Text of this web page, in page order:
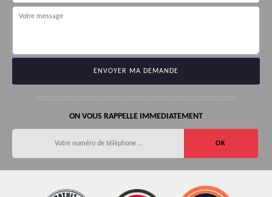
ON VOUS RAPPELLE IMMEDIATEMENT